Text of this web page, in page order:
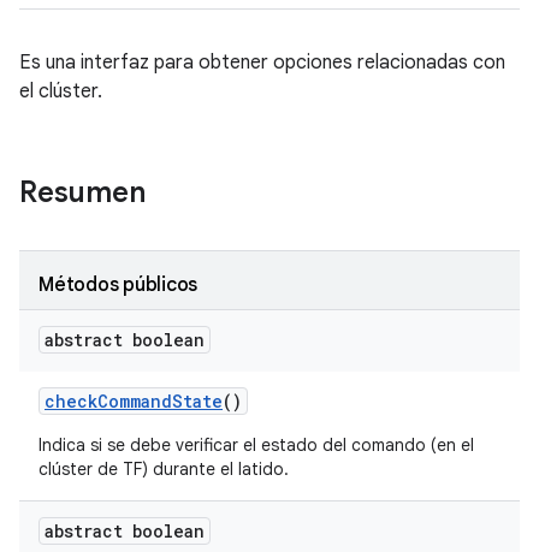
Es una interfaz para obtener opciones relacionadas con
el clúster.
Resumen
Métodos públicos
abstract boolean
checkCommandState()
Indica si se debe verificar el estado del comando (en el
clúster de TF) durante el latido.
abstract boolean